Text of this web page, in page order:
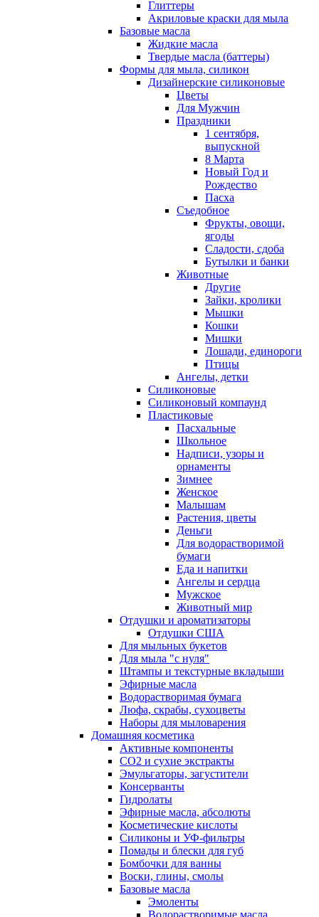
Глиттеры
Акриловые краски для мыла
Базовые масла
Жидкие масла
Твердые масла (баттеры)
Формы для мыла, силикон
Дизайнерские силиконовые
Цветы
Для Мужчин
Праздники
1 сентября,
выпускной
8 Марта
Новый Год и
Рождество
Пасха
Съедобное
Фрукты, овощи,
ягоды
Сладости, сдоба
Бутылки и банки
Животные
Другие
Зайки, кролики
Мышки
Кошки
Мишки
Лошади, единороги
Птицы
Ангелы, детки
Силиконовые
Силиконовый компаунд
Пластиковые
Пасхальные
Школьное
Надписи, узоры и
орнаменты
Зимнее
Женское
Малышам
Растения, цветы
Деньги
Для водорастворимой
бумаги
Еда и напитки
Ангелы и сердца
Мужское
Животный мир
Отдушки и ароматизаторы
Отдушки США
Для мыльных букетов
Для мыла "с нуля"
Штампы и текстурные вкладыши
Эфирные масла
Водорастворимая бумага
Люфа, скрабы, сухоцветы
Наборы для мыловарения
Домашняя косметика
Активные компоненты
СО2 и сухие экстракты
Эмульгаторы, загустители
Консерванты
Гидролаты
Эфирные масла, абсолюты
Косметические кислоты
Силиконы и УФ-фильтры
Помады и блески для губ
Бомбочки для ванны
Воски, глины, смолы
Базовые масла
Эмоленты
Водорастворимые масла